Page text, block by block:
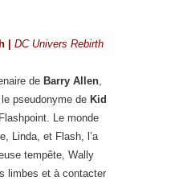
| DC Univers Rebirth
de Barry Allen,
pseudonyme de Kid
Le monde
Linda, et Flash, l’a
tempête, Wally
limbes et à contacter